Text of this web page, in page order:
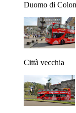
Duomo di
Città vecchia